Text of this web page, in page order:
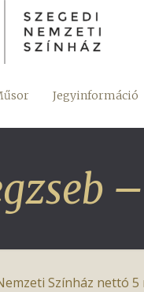
Jegyinformáció
Színház nettó